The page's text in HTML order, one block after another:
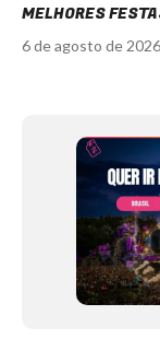
MELHORES
6 de agosto de 2026